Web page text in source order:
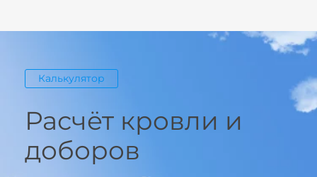
Калькулятор
Расчёт кровли и
доборов